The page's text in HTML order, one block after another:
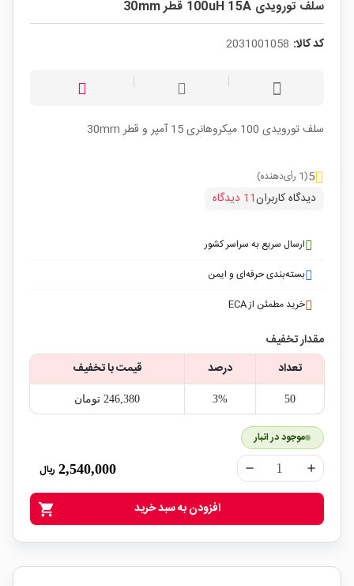
سلف تورویدی 100uH 15A قطر 30mm
کد کالا: 2031001058
سلف تورویدی 100 میکروهانری 15 آمپر و قطر 30mm
5(1 رأی‌دهنده)
دیدگاه کاربران11 دیدگاه
ارسال سریع به سراسر کشور
بسته‌بندی حرفه‌ای و ایمن
خرید مطمئن از ECA
مقدار تخفیف
تعداد
درصد قیمت با تخفیف
50
3% 246,380‎ تومان
موجود در انبار
remove add
2,540,000 ریال
shopping_cart افزودن به سبد خرید